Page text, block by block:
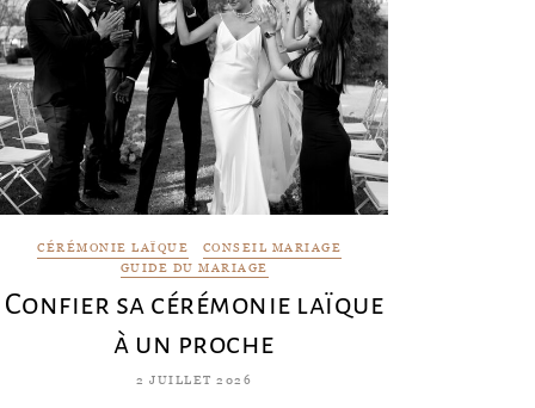
CÉRÉMONIE LAÏQUE
CONSEIL MARIAGE
GUIDE DU MARIAGE
Confier sa cérémonie laïque
à un proche
2 JUILLET 2026